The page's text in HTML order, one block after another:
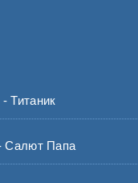
Папа